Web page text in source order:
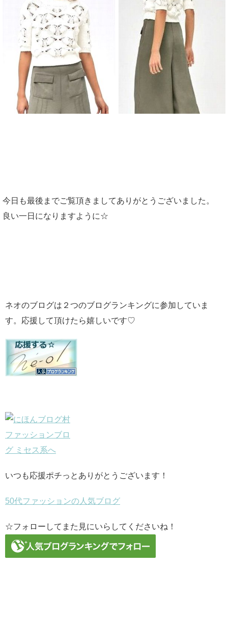
今日も最後までご覧頂きましてありがとうございました。
良い一日になりますように☆
ネオのブログは２つのブログランキングに参加していま
す。応援して頂けたら嬉しいです♡
いつも応援ポチっとありがとうございます！
50代ファッションの人気ブログ
☆フォローしてまた見にいらしてくださいね！